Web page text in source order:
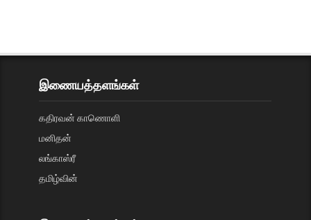
இணையத்தளங்கள்
கதிரவன் காணொளி
மனிதன்
லங்காஸ்ரீ
தமிழ்வின்